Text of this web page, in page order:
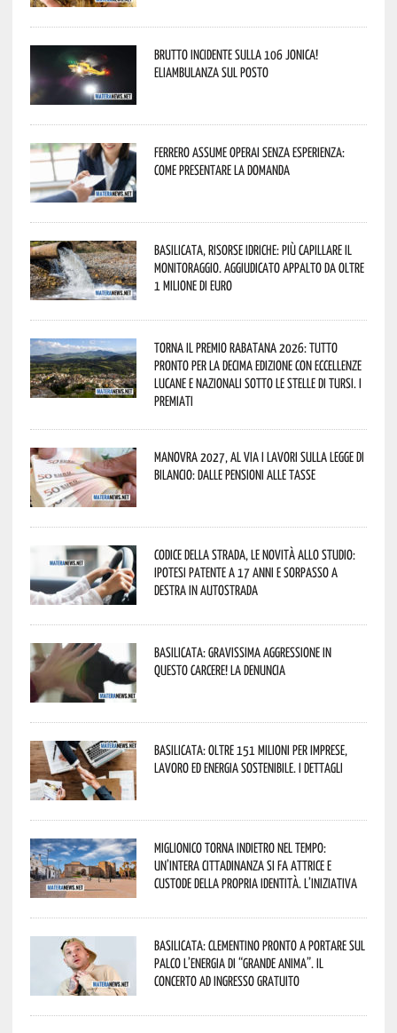
Brutto incidente sulla 106 Jonica!
Eliambulanza sul posto
Ferrero assume operai senza esperienza:
come presentare la domanda
Basilicata, Risorse idriche: più capillare il
monitoraggio. Aggiudicato appalto da oltre
1 milione di euro
Torna il Premio Rabatana 2026: tutto
pronto per la decima edizione con eccellenze
lucane e nazionali sotto le stelle di Tursi. I
premiati
Manovra 2027, al via i lavori sulla Legge di
Bilancio: dalle pensioni alle tasse
Codice della strada, le novità allo studio:
ipotesi patente a 17 anni e sorpasso a
destra in autostrada
Basilicata: gravissima aggressione in
questo Carcere! La denuncia
Basilicata: oltre 151 milioni per imprese,
lavoro ed energia sostenibile. I dettagli
Miglionico torna indietro nel tempo:
un’intera cittadinanza si fa attrice e
custode della propria identità. L’iniziativa
Basilicata: Clementino pronto a portare sul
palco l’energia di “Grande Anima”. Il
concerto ad ingresso gratuito